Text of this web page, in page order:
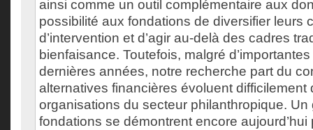
ainsi comme un outil complémentaire aux
possibilité aux fondations de diversifier leurs
d’intervention et d’agir au-delà des cadres
bienfaisance. Toutefois, malgré
dernières années, notre recherche part du
alternatives financières évoluent difficilement
organisations du secteur philanthropique. Un
fondations se démontrent encore aujourd’hui